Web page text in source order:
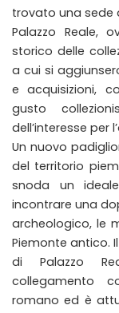
trovato una sede
Palazzo Reale,
storico delle
a cui si
e acquisizioni,
gusto
dell’interesse per
Un nuovo
del territorio
snoda un
incontrare una
archeologico, le
Piemonte antico.
di Palazzo
collegamento
romano ed è